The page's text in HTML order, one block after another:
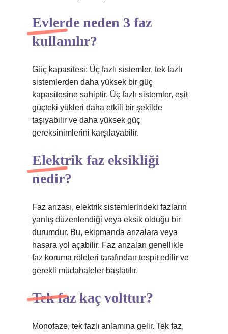
Evlerde neden 3 faz
kullanılır?
Güç kapasitesi: Üç fazlı sistemler, tek fazlı
sistemlerden daha yüksek bir güç
kapasitesine sahiptir. Üç fazlı sistemler, eşit
güçteki yükleri daha etkili bir şekilde
taşıyabilir ve daha yüksek güç
gereksinimlerini karşılayabilir.
Elektrik faz eksikliği
nedir?
Faz arızası, elektrik sistemlerindeki fazların
yanlış düzenlendiği veya eksik olduğu bir
durumdur. Bu, ekipmanda arızalara veya
hasara yol açabilir. Faz arızaları genellikle
faz koruma röleleri tarafından tespit edilir ve
gerekli müdahaleler başlatılır.
Tek faz kaç volttur?
Monofaze, tek fazlı anlamına gelir. Tek faz,